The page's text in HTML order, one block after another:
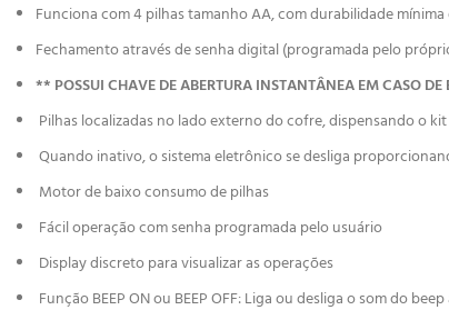
Funciona com 4 pilhas tamanho AA, com durabilidade mínima
Fechamento através de senha digital (programada pelo
** POSSUI CHAVE DE ABERTURA INSTANTÂNEA EM CASO DE
Pilhas localizadas no lado externo do cofre, dispensando o
Quando inativo, o sistema eletrônico se desliga
Motor de baixo consumo de pilhas
Fácil operação com senha programada pelo usuário
Display discreto para visualizar as operações
Função BEEP ON ou BEEP OFF: Liga ou desliga o som do